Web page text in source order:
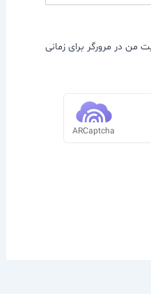
من در مرورگر برای زمانی
ARCaptcha